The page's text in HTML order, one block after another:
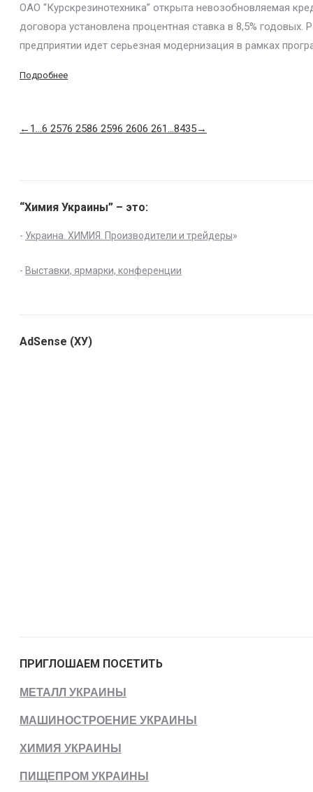
ОАО “Курскрезинотехника” открыта невозобновляемая
договора установлена процентная ставка в 8,5%
предприятии идет серьезная модернизация в рамках
Подробнее
← 1…6 2576 2586 2596 2606 261…8435→
“Химия Украины” – это:
- Украина. ХИМИЯ. Производители и трейдеры»
- Выставки, ярмарки, конференции
AdSense (ХУ)
ПРИГЛОШАЕМ ПОСЕТИТЬ
МЕТАЛЛ УКРАИНЫ
МАШИНОСТРОЕНИЕ УКРАИНЫ
ХИМИЯ УКРАИНЫ
ПИЩЕПРОМ УКРАИНЫ